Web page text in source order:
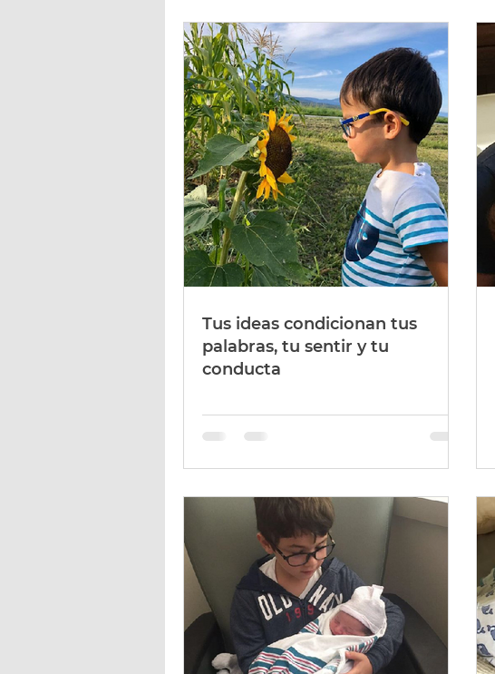
Tus ideas condicionan tus
palabras, tu sentir y tu
conducta